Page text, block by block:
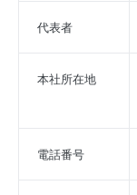
代表者
本社所在地
電話番号